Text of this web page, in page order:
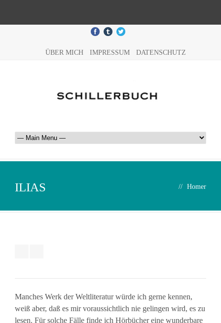
ÜBER MICH IMPRESSUM DATENSCHUTZ
ILIAS // Homer
Manches Werk der Weltliteratur würde ich gerne kennen,
weiß aber, daß es mir voraussichtlich nie gelingen wird, es zu
lesen. Für solche Fälle finde ich Hörbücher eine wunderbare